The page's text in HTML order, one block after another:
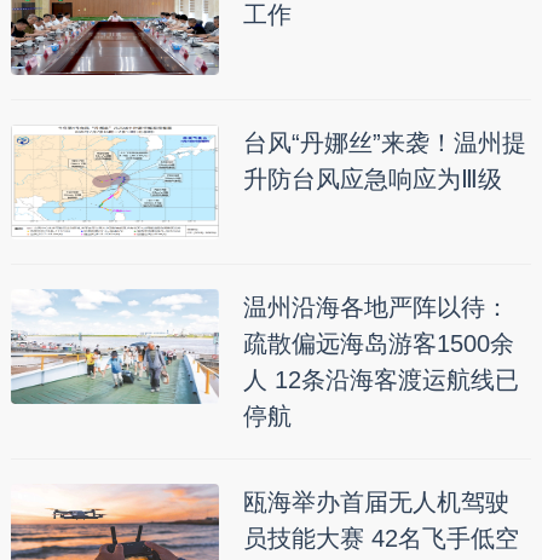
工作
台风“丹娜丝”来袭！温州提
升防台风应急响应为Ⅲ级
温州沿海各地严阵以待：
疏散偏远海岛游客1500余
人 12条沿海客渡运航线已
停航
瓯海举办首届无人机驾驶
员技能大赛 42名飞手低空